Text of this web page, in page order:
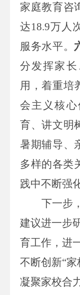
家庭教育咨
达18.9万人
服务水平。
分发挥家长
用 ，着重
会主义核
育、讲文明
暑期辅导、
多样的各类
践中不断强
下一步
建议进一步
育工作，进
不断创新“
凝聚家校合